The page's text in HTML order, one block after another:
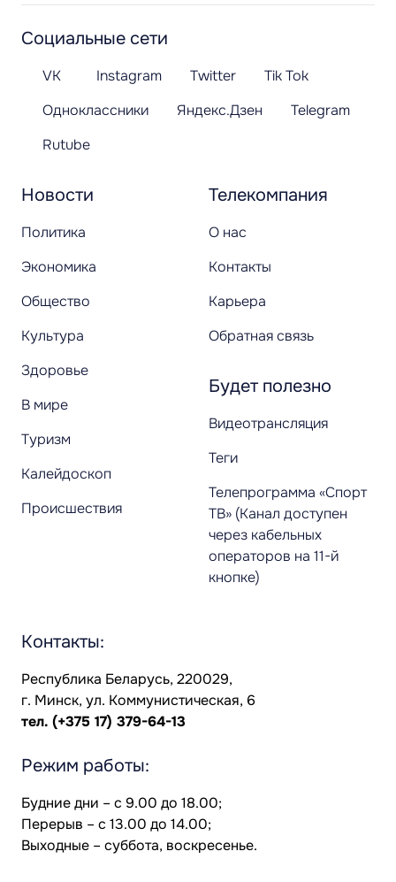
Новости
Политика
Экономика
Общество
Культура
Здоровье
В мире
Туризм
Калейдоскоп
Происшествия
Телекомпания
О нас
Контакты
Карьера
Обратная связь
Будет полезно
Видеотрансляция
Теги
Телепрограмма «Спорт
ТВ» (Канал доступен
через кабельных
операторов на 11-й
кнопке)
Социальные сети
VK Instagram Twitter
Tik Tok
Одноклассники
Яндекс.Дзен
Telegram
Rutube
Контакты:
Республика Беларусь, 220029,
г. Минск, ул. Коммунистическая, 6
тел. (+375 17) 379-64-13
Режим работы:
Будние дни – с 9.00 до 18.00;
Перерыв – с 13.00 до 14.00;
Выходные – суббота, воскресенье.